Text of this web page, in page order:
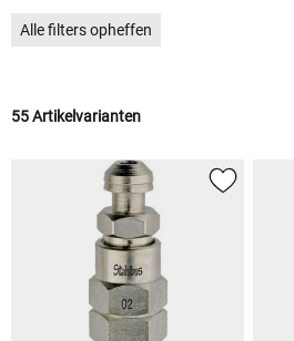
Alle filters opheffen
55 Artikelvarianten